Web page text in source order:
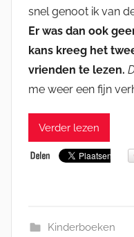
snel genoot ik van
Er was dan ook
kans kreeg het
vrienden te lezen.
me weer een fijn
Verder lezen
Kinderboeken